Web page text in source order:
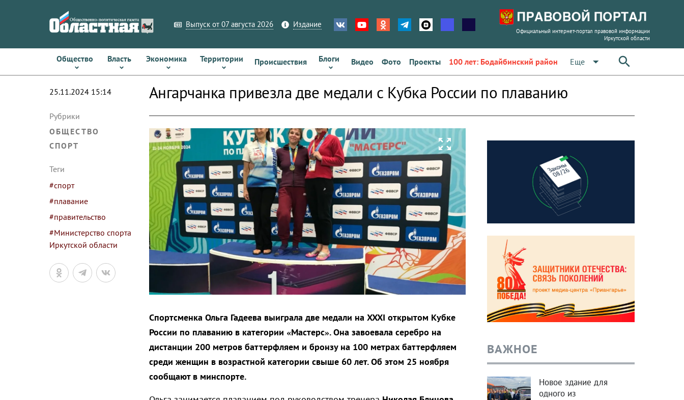
Выпуск от 07 августа 2026 Издание
Официальный интернет-портал правовой информации
Иркутской области
Общество Власть Экономика Территории Происшествия Блоги Видео Фото Проекты 100 лет: Бодайбинский район Еще arrow_drop_down
25.11.2024 15:14
Рубрики
ОБЩЕСТВО
СПОРТ
Теги
#спорт
#плавание
#правительство
#Министерство спорта
Иркутской области
Ангарчанка привезла две медали с Кубка России по плаванию
zoom_out_map
Спортсменка Ольга Гадеева выиграла две медали на XXXI открытом Кубке
России по плаванию в категории «Мастерс». Она завоевала серебро на
дистанции 200 метров баттерфляем и бронзу на 100 метрах баттерфляем
среди женщин в возрастной категории свыше 60 лет. Об этом 25 ноября
сообщают в минспорте.
ВАЖНОЕ
Новое здание для
одного из